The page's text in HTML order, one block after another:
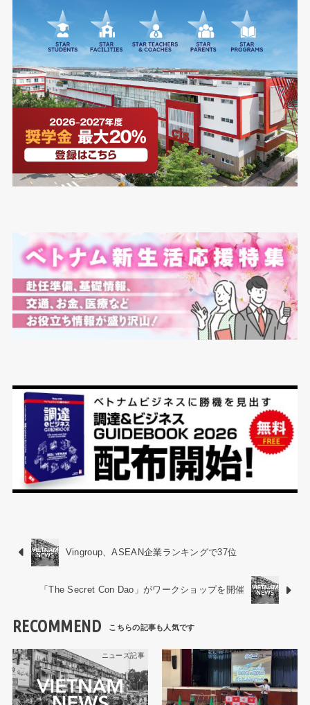
Vingroup、ASEAN企業ランキングで37位
「The Secret Con Dao」がワークショップを開催
RECOMMEND
ニュース記事 ニュース記事